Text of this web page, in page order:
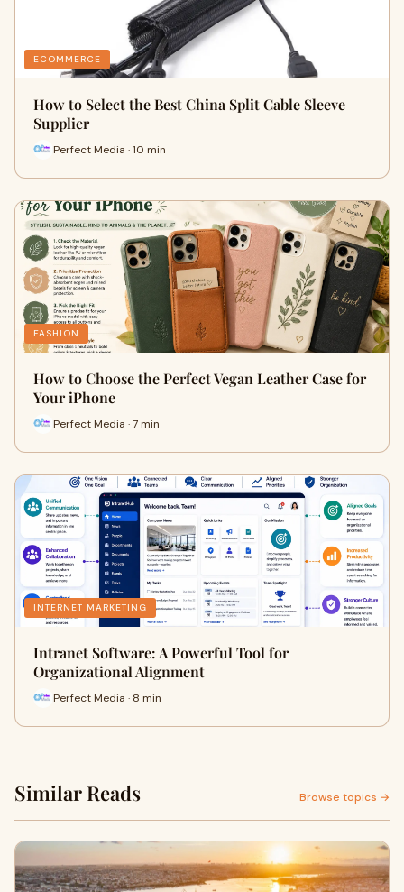
ECOMMERCE
How to Select the Best China Split Cable Sleeve
Supplier
Perfect Media · 10 min
FASHION
How to Choose the Perfect Vegan Leather Case for
Your iPhone
Perfect Media · 7 min
INTERNET MARKETING
Intranet Software: A Powerful Tool for
Organizational Alignment
Perfect Media · 8 min
Similar Reads Browse topics →